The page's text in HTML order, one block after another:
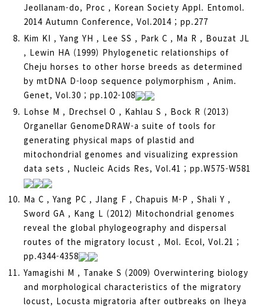
Jeollanam-do, Proc , Korean Society Appl. Entomol.
2014 Autumn Conference, Vol.2014 ; pp.277
Kim KI , Yang YH , Lee SS , Park C , Ma R , Bouzat JL
, Lewin HA (1999) Phylogenetic relationships of
Cheju horses to other horse breeds as determined
by mtDNA D-loop sequence polymorphism , Anim.
Genet, Vol.30 ; pp.102-108
Lohse M , Drechsel O , Kahlau S , Bock R (2013)
Organellar GenomeDRAW-a suite of tools for
generating physical maps of plastid and
mitochondrial genomes and visualizing expression
data sets , Nucleic Acids Res, Vol.41 ; pp.W575-W581
Ma C , Yang PC , JIang F , Chapuis M-P , Shali Y ,
Sword GA , Kang L (2012) Mitochondrial genomes
reveal the global phylogeography and dispersal
routes of the migratory locust , Mol. Ecol, Vol.21 ;
pp.4344-4358
Yamagishi M , Tanake S (2009) Overwintering biology
and morphological characteristics of the migratory
locust, Locusta migratoria after outbreaks on Iheya